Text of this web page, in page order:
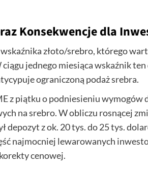
Konsekwencje dla
złoto/srebro, którego
jednego miesiąca wskaźnik
ograniczoną podaż srebra.
z piątku o podniesieniu wymogów
na srebro. W obliczu rosnącej
depozyt z ok. 20 tys. do 25 tys.
najmocniej lewarowanych
cenowej.